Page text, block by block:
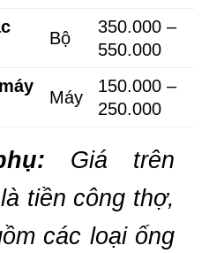
Bộ
350.000 –
550.000
Máy
150.000 –
250.000
Giá trên
tiền công thợ,
các loại ống